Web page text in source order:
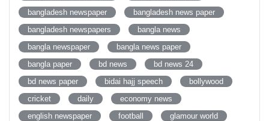
bangladesh newspaper
bangladesh news paper
bangladesh newspapers
bangla news
bangla newspaper
bangla news paper
bangla paper
bd news
bd news 24
bd news paper
bidai hajj speech
bollywood
cricket
daily
economy news
english newspaper
football
glamour world